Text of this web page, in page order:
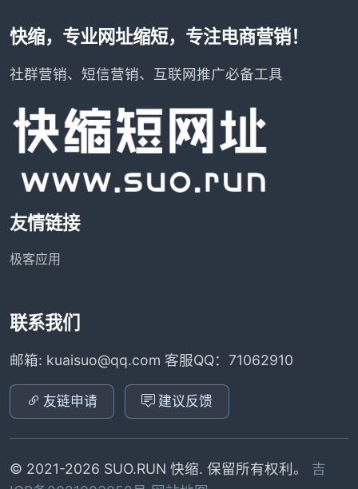
快缩，专业网址缩短，专注电商营销！
社群营销、短信营销、互联网推广必备工具
友情链接
极客应用
联系我们
邮箱: kuaisuo@qq.com 客服QQ：71062910
友链申请 建议反馈
© 2021-2026 SUO.RUN 快缩. 保留所有权利。 吉